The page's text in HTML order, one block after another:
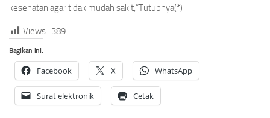
kesehatan agar tidak mudah sakit,”Tutupnya(*)
Views : 389
Bagikan ini:
Facebook X WhatsApp
Surat elektronik Cetak